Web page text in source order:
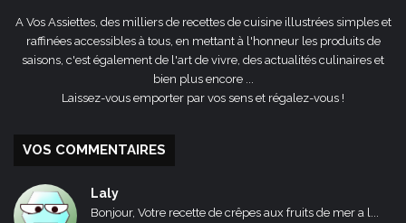
A Vos Assiettes, des milliers de recettes de cuisine illustrées simples et
raffinées accessibles à tous, en mettant à l'honneur les produits de
saisons, c'est également de l'art de vivre, des actualités culinaires et
bien plus encore ...
Laissez-vous emporter par vos sens et régalez-vous !
VOS COMMENTAIRES
Laly
Bonjour, Votre recette de crêpes aux fruits de mer a l...